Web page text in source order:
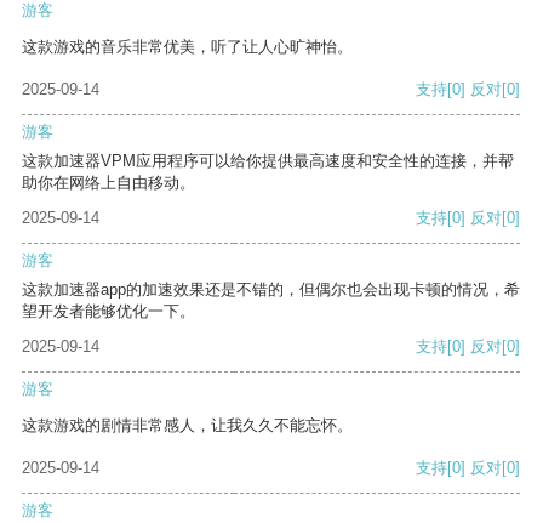
游客
这款游戏的音乐非常优美，听了让人心旷神怡。
2025-09-14 支持[0] 反对[0]
游客
这款加速器VPM应用程序可以给你提供最高速度和安全性的连接，并帮
助你在网络上自由移动。
2025-09-14
支持[0] 反对[0]
游客
这款加速器app的加速效果还是不错的，但偶尔也会出现卡顿的情况，希
望开发者能够优化一下。
2025-09-14
支持[0] 反对[0]
游客
这款游戏的剧情非常感人，让我久久不能忘怀。
2025-09-14 支持[0] 反对[0]
游客